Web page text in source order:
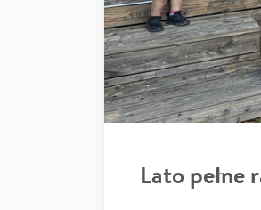
Lato pełne